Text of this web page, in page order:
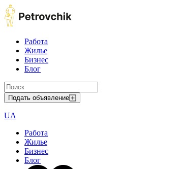
Работа
Жилье
Бизнес
Блог
Подать объявление
UA
Работа
Жилье
Бизнес
Блог